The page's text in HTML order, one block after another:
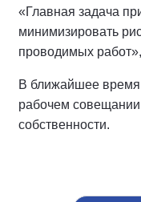
«Главная задача
минимизировать
проводимых
В ближайшее время
рабочем совещании
собственности.